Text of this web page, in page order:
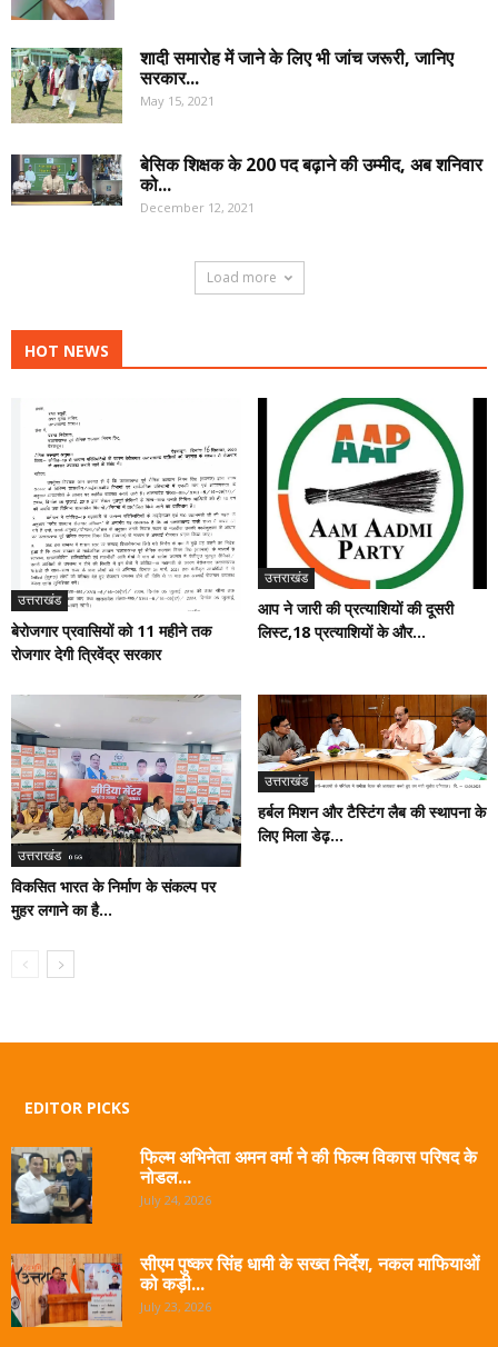
शादी समारोह में जाने के लिए भी जांच जरूरी, जानिए
सरकार...
May 15, 2021
बेसिक शिक्षक के 200 पद बढ़ाने की उम्मीद, अब शनिवार
को...
December 12, 2021
Load more
HOT NEWS
उत्तराखंड
बेरोजगार प्रवासियों को 11 महीने तक
रोजगार देगी त्रिवेंद्र सरकार
उत्तराखंड
आप ने जारी की प्रत्याशियों की दूसरी
लिस्ट,18 प्रत्याशियों के और...
उत्तराखंड
विकसित भारत के निर्माण के संकल्प पर
मुहर लगाने का है...
उत्तराखंड
हर्बल मिशन और टैस्टिंग लैब की स्थापना के
लिए मिला डेढ़...
EDITOR PICKS
फिल्म अभिनेता अमन वर्मा ने की फिल्म विकास परिषद के
नोडल...
July 24, 2026
सीएम पुष्कर सिंह धामी के सख्त निर्देश, नकल माफियाओं
को कड़ी...
July 23, 2026